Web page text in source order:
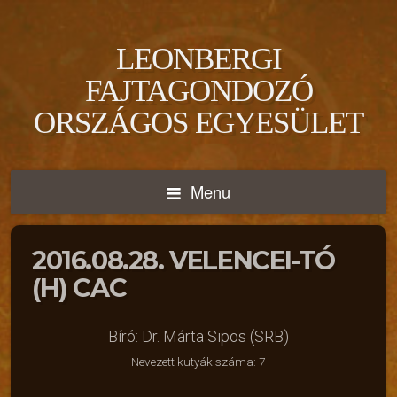
LEONBERGI
FAJTAGONDOZÓ
ORSZÁGOS EGYESÜLET
Menu
2016.08.28. VELENCEI-TÓ
(H) CAC
Bíró: Dr. Márta Sipos (SRB)
Nevezett kutyák száma: 7